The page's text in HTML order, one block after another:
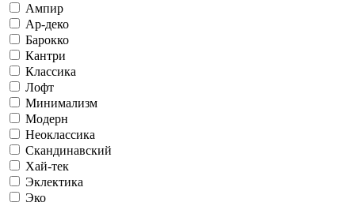
Ампир
Ар-деко
Барокко
Кантри
Классика
Лофт
Минимализм
Модерн
Неоклассика
Скандинавский
Хай-тек
Эклектика
Эко